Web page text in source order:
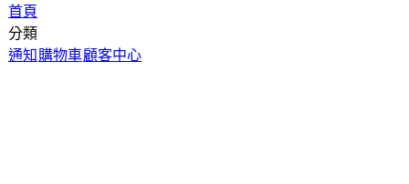
首頁
分類
通知 購物車顧客中心